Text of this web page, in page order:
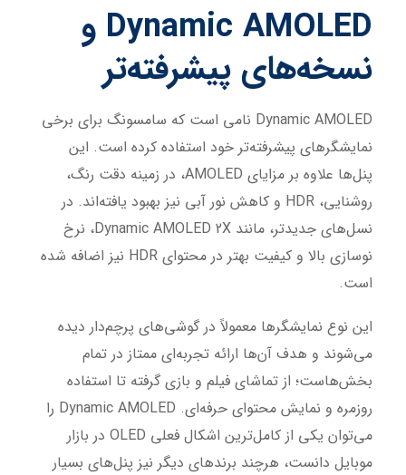
Dynamic AMOLED و
نسخه‌های پیشرفته‌تر
Dynamic AMOLED نامی است که سامسونگ برای برخی
نمایشگرهای پیشرفته‌تر خود استفاده کرده است. این
پنل‌ها علاوه بر مزایای AMOLED، در زمینه دقت رنگ،
روشنایی، HDR و کاهش نور آبی نیز بهبود یافته‌اند. در
نسل‌های جدیدتر، مانند Dynamic AMOLED 2X، نرخ
نوسازی بالا و کیفیت بهتر در محتوای HDR نیز اضافه شده
است.
این نوع نمایشگرها معمولاً در گوشی‌های پرچم‌دار دیده
می‌شوند و هدف آن‌ها ارائه تجربه‌ای ممتاز در تمام
بخش‌هاست؛ از تماشای فیلم و بازی گرفته تا استفاده
روزمره و نمایش محتوای حرفه‌ای. Dynamic AMOLED را
می‌توان یکی از کامل‌ترین اشکال فعلی OLED در بازار
موبایل دانست، هرچند برندهای دیگر نیز پنل‌های بسیار